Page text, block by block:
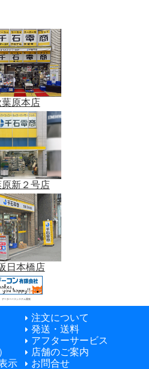
原本店
新２号店
日本橋店
データベースシステム開発
注文について
発送・送料
アフターサービス
店舗のご案内
示
お問合せ